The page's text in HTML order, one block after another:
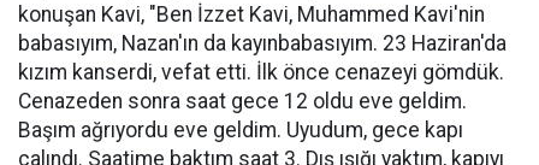
konuşan Kavi, "Ben İzzet Kavi, Muhammed Kavi'nin
babasıyım, Nazan'ın da kayınbabasıyım. 23 Haziran'da
kızım kanserdi, vefat etti. İlk önce cenazeyi gömdük.
Cenazeden sonra saat gece 12 oldu eve geldim.
Başım ağrıyordu eve geldim. Uyudum, gece kapı
çalındı. Saatime baktım saat 3. Dış ışığı yaktım, kapıyı